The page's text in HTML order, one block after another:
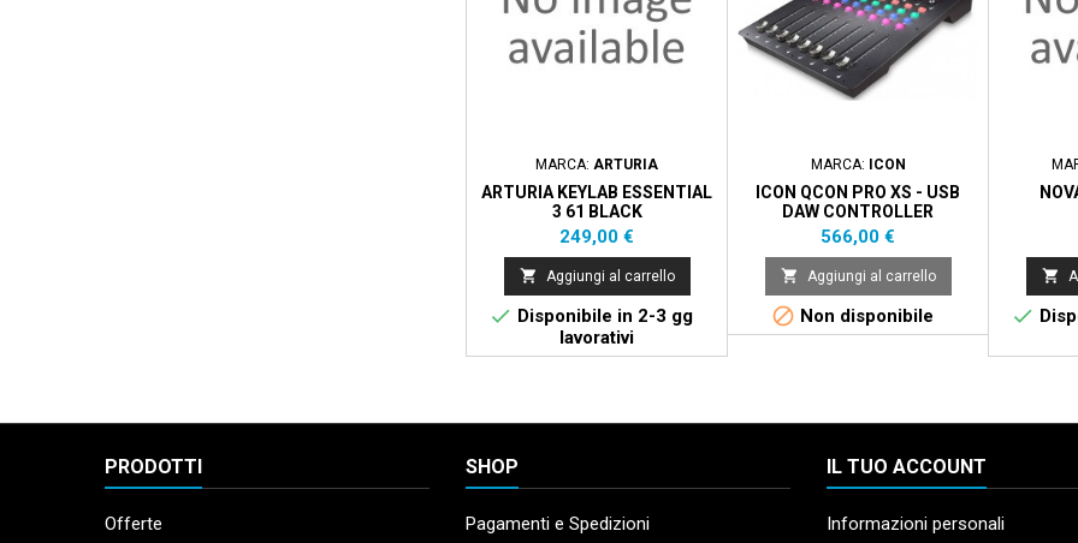
MARCA: ARTURIA
ARTURIA KEYLAB ESSENTIAL
3 61 BLACK
Prezzo
249,00 €
 Aggiungi al carrello
 Disponibile in 2-3 gg
lavorativi
MARCA: ICON
ICON QCON PRO XS - USB
DAW CONTROLLER
Prezzo
566,00 €
 Aggiungi al carrello
 Non disponibile


PRODOTTI
Offerte
SHOP
Pagamenti e Spedizioni
IL TUO ACCOUNT
Informazioni personali